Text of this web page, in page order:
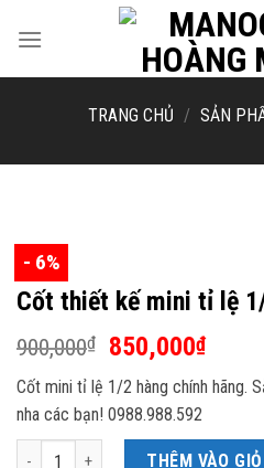
TRANG CHỦ / SẢN
- 6%
Cốt thiết kế mini tỉ lệ
900,000₫
Giá
gốc
là:
900,000₫.
850,000₫Giá
hiện
tại
Cốt mini tỉ lệ 1/2 hàng chính hãng.
nha các bạn! 0988.988.592
Cốt thiết kế mini tỉ lệ 1/2 số lượng
THÊM VÀO